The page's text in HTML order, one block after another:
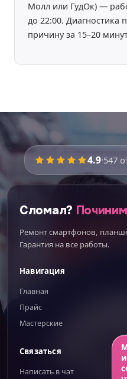
Молл или ГудОк) —
до 22:00. Диагностика
причину за 15–20
Время работы:
Перед ремонтом
вживуюи
Никаких этапов не
Диагностика при
Новая влагозащита
Проверка всех
4.9·547
Сломал?
Ремонт смартфонов,
Гарантия на все работы.
Навигация
Главная
Прайс
Мастерские
Связаться
Написать в чат